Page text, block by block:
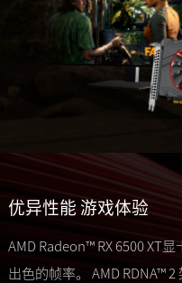
优异性能 游戏体验
AMD Radeon™ RX 6500 XT
出色的帧率。 AMD RDNA™